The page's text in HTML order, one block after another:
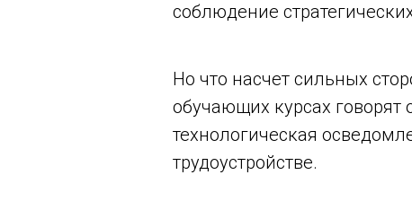
соблюдение
Но что насчет сильных
обучающих курсах
технологическая
трудоустройстве.